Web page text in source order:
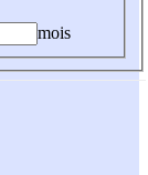
mois